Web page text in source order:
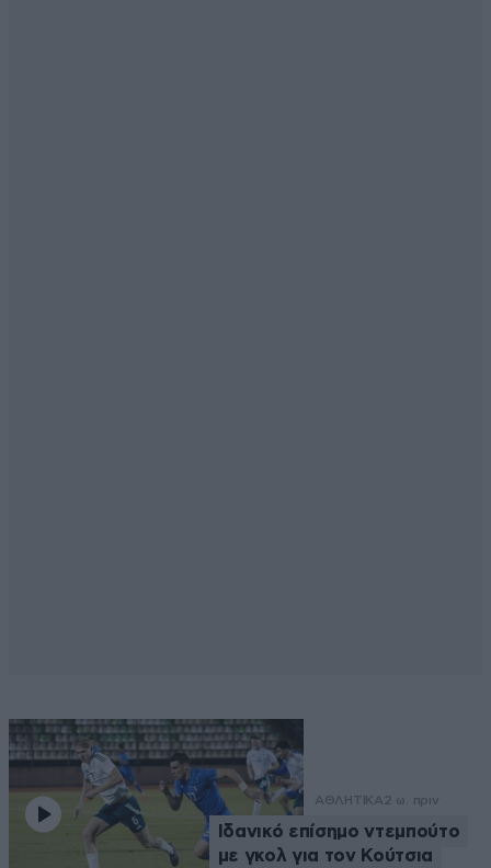
ΑΘΛΗΤΙΚΑ 2 ω. πριν
Ιδανικό επίσημο ντεμπούτο
με γκολ για τον Κούτσια